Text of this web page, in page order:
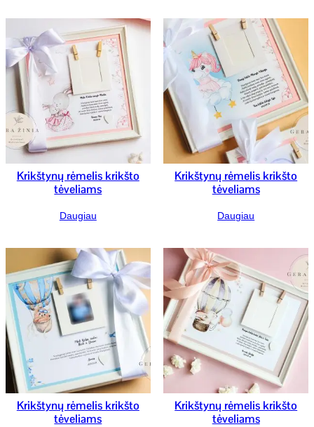
Krikštynų rėmelis krikšto
tėveliams
Daugiau
Krikštynų rėmelis krikšto
tėveliams
Daugiau
Krikštynų rėmelis krikšto
tėveliams
Krikštynų rėmelis krikšto
tėveliams